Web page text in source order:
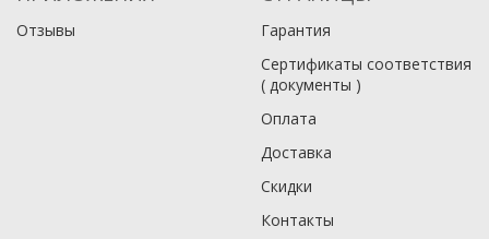
Отзывы
Гарантия
Сертификаты соответствия
( документы )
Оплата
Доставка
Скидки
Контакты